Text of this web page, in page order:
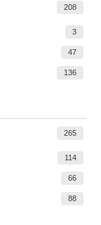
208
3
47
136
265
114
66
88